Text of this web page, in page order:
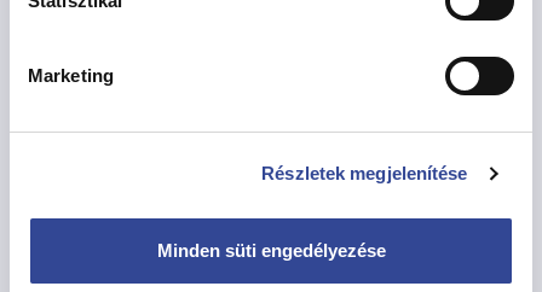
Marketing
Részletek megjelenítése
Minden süti engedélyezése
teljesülnek, a polgármester
bejelentőt a tevékenység bejelentés nélküli
elkezdésének és folytatásának jogkövetkezményeire,
eredménytelen eltelte esetén településképi kötelezési